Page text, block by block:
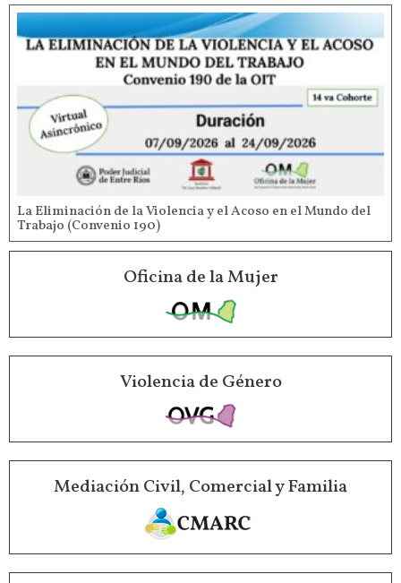
La Eliminación de la Violencia y el Acoso en el Mundo del
Trabajo (Convenio 190)
Oficina de la Mujer
Violencia de Género
Mediación Civil, Comercial y Familia